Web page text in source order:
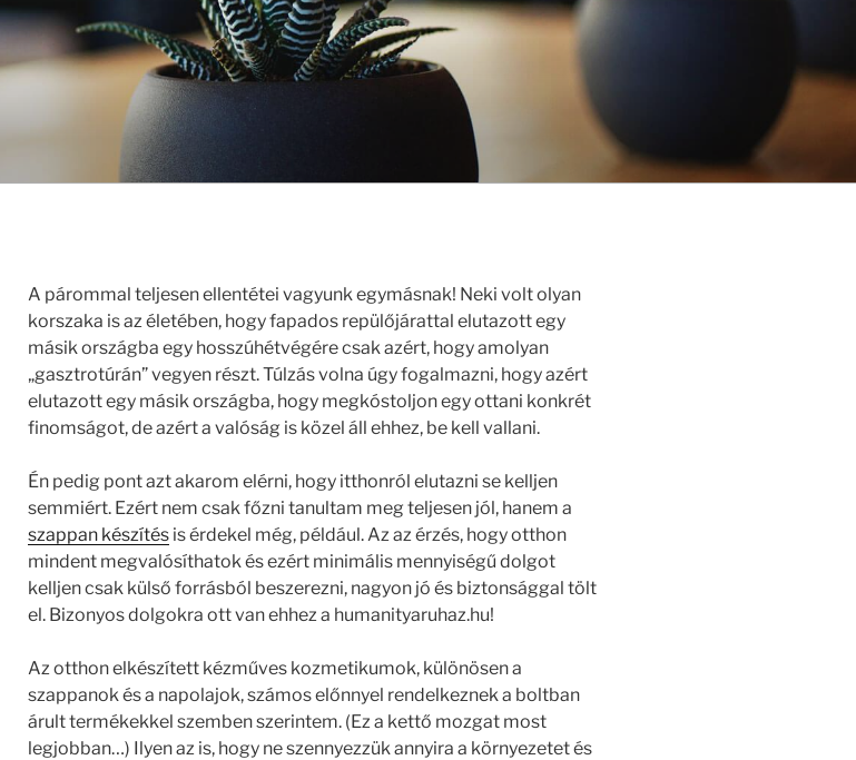
A párommal teljesen ellentétei vagyunk egymásnak! Neki volt olyan
korszaka is az életében, hogy fapados repülőjárattal elutazott egy
másik országba egy hosszúhétvégére csak azért, hogy amolyan
„gasztrotúrán” vegyen részt. Túlzás volna úgy fogalmazni, hogy azért
elutazott egy másik országba, hogy megkóstoljon egy ottani konkrét
finomságot, de azért a valóság is közel áll ehhez, be kell vallani.
Én pedig pont azt akarom elérni, hogy itthonról elutazni se kelljen
semmiért. Ezért nem csak főzni tanultam meg teljesen jól, hanem a
szappan készítésis érdekel még, például. Az az érzés, hogy otthon
mindent megvalósíthatok és ezért minimális mennyiségű dolgot
kelljen csak külső forrásból beszerezni, nagyon jó és biztonsággal tölt
el. Bizonyos dolgokra ott van ehhez a humanityaruhaz.hu!
Az otthon elkészített kézműves kozmetikumok, különösen a
szappanok és a napolajok, számos előnnyel rendelkeznek a boltban
árult termékekkel szemben szerintem. (Ez a kettő mozgat most
legjobban…) Ilyen az is, hogy ne szennyezzük annyira a környezetet és